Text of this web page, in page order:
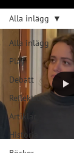
Alla inlägg
Play
Debatt
Reflektion
Artiklar
Historia
Alla inlägg